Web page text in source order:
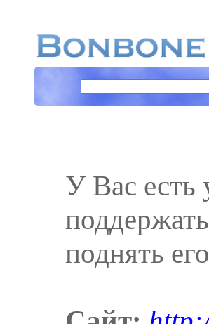
У Вас есть
поднять